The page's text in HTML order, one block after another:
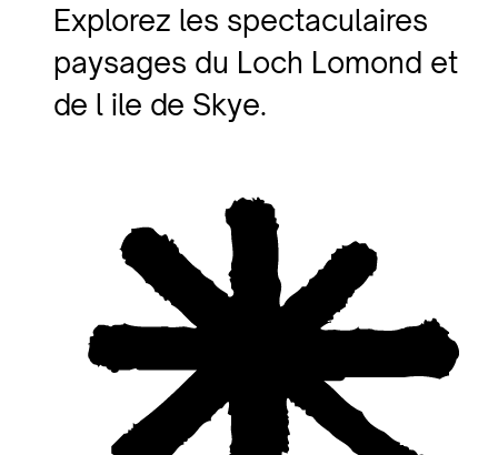
Explorez les spectaculaires
paysages du Loch Lomond et
de l ile de Skye.